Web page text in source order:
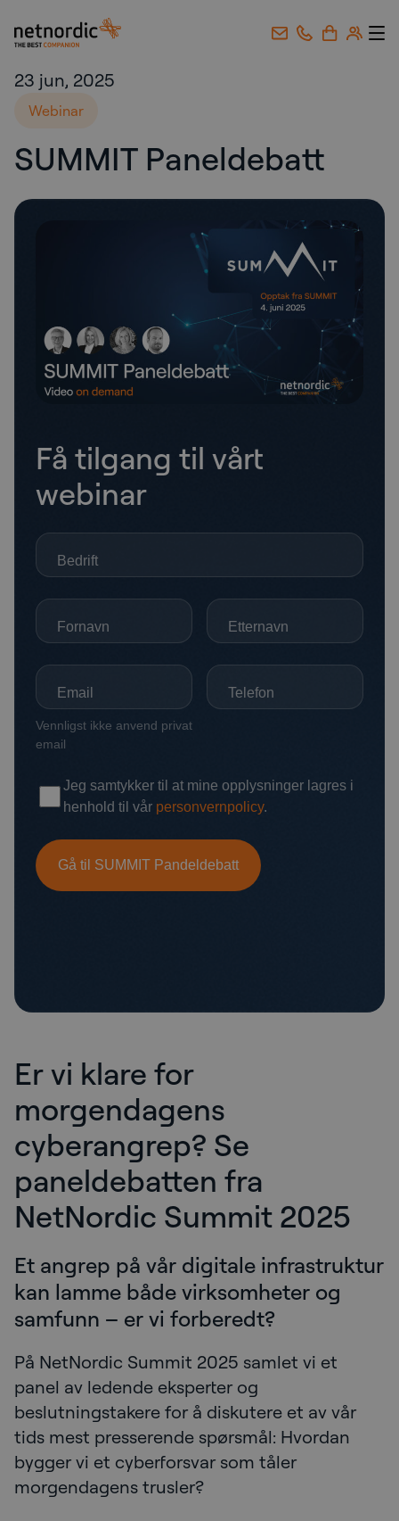
NetNordic Norway
23 jun, 2025
Webinar
SUMMIT Paneldebatt
Få tilgang til vårt
webinar
Er vi klare for
morgendagens
cyberangrep? Se
paneldebatten fra
NetNordic Summit 2025
Et angrep på vår digitale infrastruktur
kan lamme både virksomheter og
samfunn – er vi forberedt?
På NetNordic Summit 2025 samlet vi et
panel av ledende eksperter og
beslutningstakere for å diskutere et av vår
tids mest presserende spørsmål: Hvordan
bygger vi et cyberforsvar som tåler
morgendagens trusler?